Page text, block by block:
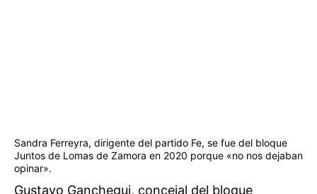
Sandra Ferreyra, dirigente del partido Fe, se fue del bloque
Juntos de Lomas de Zamora en 2020 porque «no nos dejaban
opinar».
Gustavo Ganchegui, concejal del bloque